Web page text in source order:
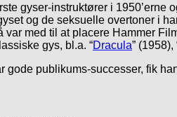
gyser-instruktører i 1950’erne
og de seksuelle overtoner i
var med til at placere Hammer
gys, bl.a. “Dracula”
gode publikums-successer, fik